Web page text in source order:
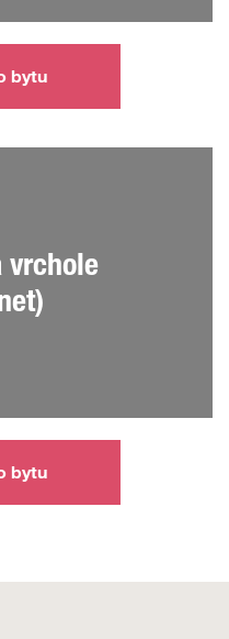
bytu
vrchole
bytu